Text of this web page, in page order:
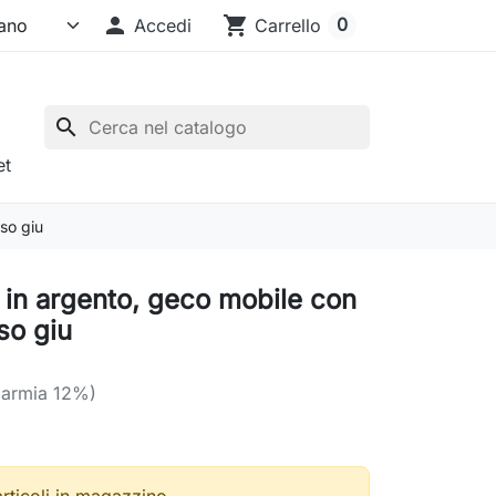
 Accedi shopping_cart Carrello 0
search
giu
argento, geco mobile con
giu
12%)